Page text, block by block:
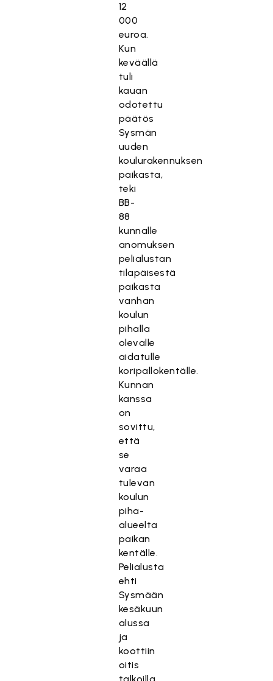
12
000
euroa.
Kun
keväällä
tuli
kauan
odotettu
päätös
Sysmän
uuden
koulurakennuksen
paikasta,
teki
BB-
88
kunnalle
anomuksen
pelialustan
tilapäisestä
paikasta
vanhan
koulun
pihalla
olevalle
aidatulle
koripallokentälle.
Kunnan
kanssa
on
sovittu,
että
se
varaa
tulevan
koulun
piha-
alueelta
paikan
kentälle.
Pelialusta
ehti
Sysmään
kesäkuun
alussa
ja
koottiin
oitis